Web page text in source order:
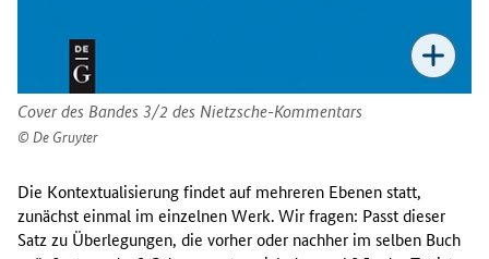
Cover des Bandes 3/2 des Nietzsche-Kommentars
De Gruyter
Die Kontextualisierung findet auf mehreren Ebenen statt,
zunächst einmal im einzelnen Werk. Wir fragen: Passt dieser
Satz zu Überlegungen, die vorher oder nachher im selben Buch